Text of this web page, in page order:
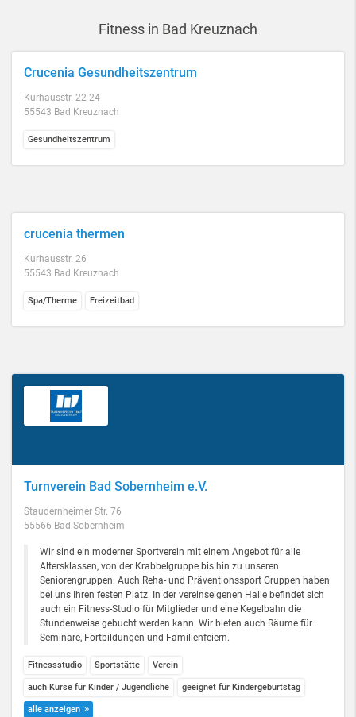
Fitness in Bad Kreuznach
Crucenia Gesundheitszentrum
Kurhausstr. 22-24
55543 Bad Kreuznach
Gesundheitszentrum
crucenia thermen
Kurhausstr. 26
55543 Bad Kreuznach
Spa/Therme Freizeitbad
Turnverein Bad Sobernheim e.V.
Staudernheimer Str. 76
55566 Bad Sobernheim
Wir sind ein moderner Sportverein mit einem Angebot für alle
Altersklassen, von der Krabbelgruppe bis hin zu unseren
Seniorengruppen. Auch Reha- und Präventionssport Gruppen haben
bei uns Ihren festen Platz. In der vereinseigenen Halle befindet sich
auch ein Fitness-Studio für Mitglieder und eine Kegelbahn die
Stundenweise gebucht werden kann. Wir bieten auch Räume für
Seminare, Fortbildungen und Familienfeiern.
Fitnessstudio Sportstätte Verein
auch Kurse für Kinder / Jugendliche geeignet für Kindergeburtstag
alle anzeigen